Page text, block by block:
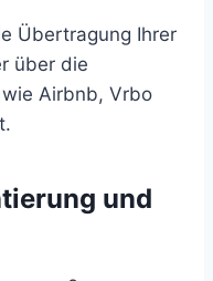
Übertragung Ihrer
über die
Airbnb, Vrbo
und